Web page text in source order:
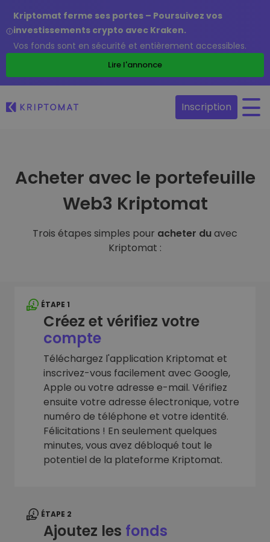
Kriptomat ferme ses portes – Poursuivez vos
investissements crypto avec Kraken.
Vos fonds sont en sécurité et entièrement accessibles.
Lire l'annonce
Inscription
Acheter avec le portefeuille
Web3 Kriptomat
Trois étapes simples pour acheter duavec
Kriptomat :
ÉTAPE 1
Créez et vérifiez votre
compte
Téléchargez l'application Kriptomat et
inscrivez-vous facilement avec Google,
Apple ou votre adresse e-mail. Vérifiez
ensuite votre adresse électronique, votre
numéro de téléphone et votre identité.
Félicitations ! En seulement quelques
minutes, vous avez débloqué tout le
potentiel de la plateforme Kriptomat.
ÉTAPE 2
Ajoutez les fonds